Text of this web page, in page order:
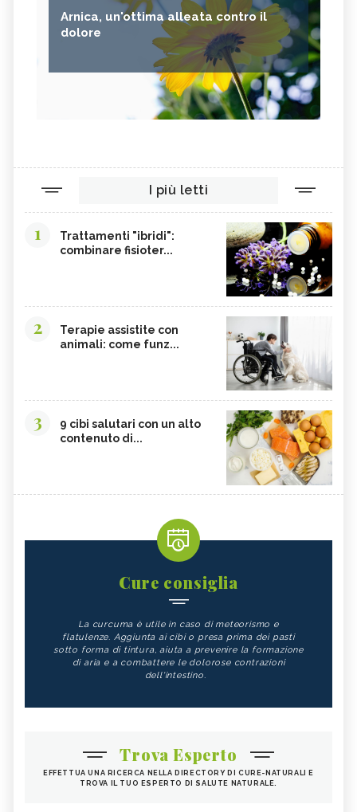
Arnica, un'ottima alleata contro il
dolore
I più letti
1
Trattamenti "ibridi":
combinare fisioter...
2
Terapie assistite con
animali: come funz...
3
9 cibi salutari con un alto
contenuto di...
Cure consiglia
La curcuma è utile in caso di meteorismo e
flatulenze. Aggiunta ai cibi o presa prima dei pasti
sotto forma di tintura, aiuta a prevenire la formazione
di aria e a combattere le dolorose contrazioni
dell'intestino.
Trova Esperto
EFFETTUA UNA RICERCA NELLA DIRECTORY DI CURE-NATURALI E
TROVA IL TUO ESPERTO DI SALUTE NATURALE.